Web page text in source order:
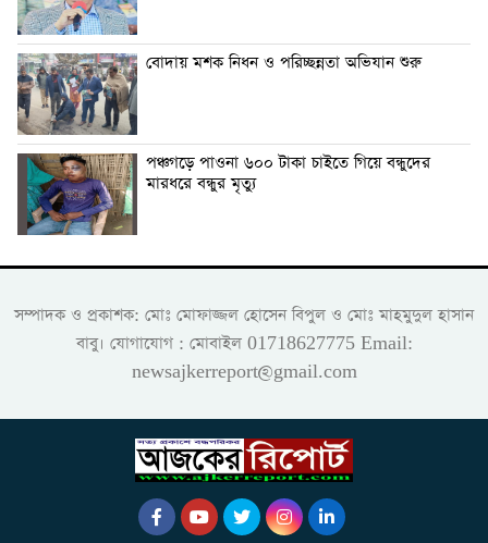
বোদায় মশক নিধন ও পরিচ্ছন্নতা অভিযান শুরু
পঞ্চগড়ে পাওনা ৬০০ টাকা চাইতে গিয়ে বন্ধুদের
মারধরে বন্ধুর মৃত্যু
সম্পাদক ও প্রকাশক: মোঃ মোফাজ্জল হোসেন বিপুল ও মোঃ মাহমুদুল হাসান
বাবু। যোগাযোগ : মোবাইল 01718627775 Email:
newsajkerreport@gmail.com